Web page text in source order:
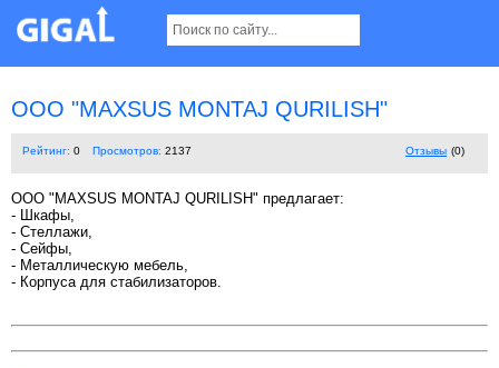
OOO "MAXSUS MONTAJ QURILISH"
Рейтинг: 0 Просмотров: 2137 Отзывы (0)
OOO "MAXSUS MONTAJ QURILISH" предлагает:
- Шкафы,
- Стеллажи,
- Сейфы,
- Металлическую мебель,
- Корпуса для стабилизаторов.